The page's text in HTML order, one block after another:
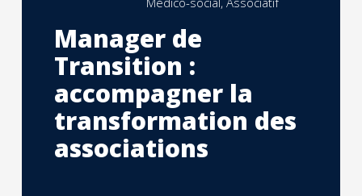
Manager de
Transition :
accompagner la
transformation des
associations